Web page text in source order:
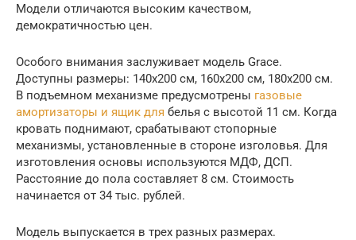
Модели отличаются высоким качеством,
демократичностью цен.
Особого внимания заслуживает модель Grace.
Доступны размеры: 140х200 см, 160х200 см, 180х200 см.
В подъемном механизме предусмотрены газовые
амортизаторы и ящик для белья с высотой 11 см. Когда
кровать поднимают, срабатывают стопорные
механизмы, установленные в стороне изголовья. Для
изготовления основы используются МДФ, ДСП.
Расстояние до пола составляет 8 см. Стоимость
начинается от 34 тыс. рублей.
Модель выпускается в трех разных размерах.